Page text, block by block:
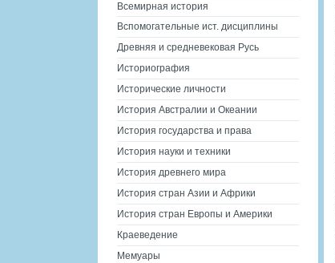
Всемирная история
Вспомогательные ист. дисциплины
Древняя и средневековая Русь
Историография
Исторические личности
История Австралии и Океании
История государства и права
История науки и техники
История древнего мира
История стран Азии и Африки
История стран Европы и Америки
Краеведение
Мемуары